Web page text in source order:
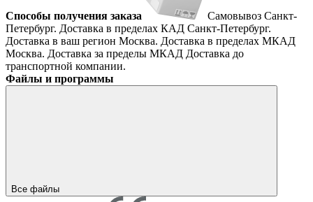
Способы получения заказа Самовывоз Санкт-
Петербург. Доставка в пределах КАД Санкт-Петербург.
Доставка в ваш регион Москва. Доставка в пределах МКАД
Москва. Доставка за пределы МКАД Доставка до
транспортной компании.
Файлы и программы
Все файлы